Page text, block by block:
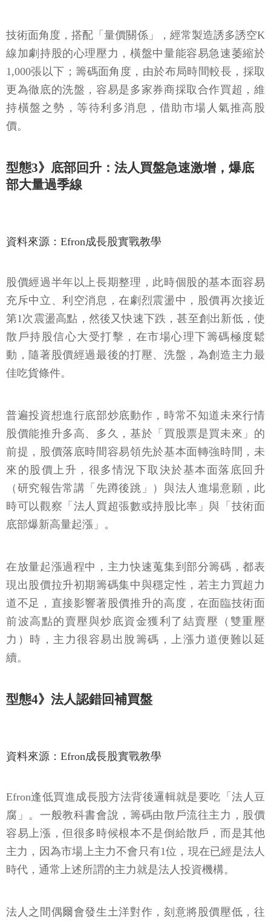
技術面角度，搭配「量價關係」，經常製造誘多誘空K
線加劇持股的心理壓力，橫盤中量能容易急速萎縮於
1,000張以下；籌碼面角度，由於布局時間較長，採取
更為徹底的洗盤，容易是多家券商採取合作買超，維
持橫盤之勢，等待利多消息，借助市場人氣推高股
價。
型態3》底部回升：法人買盤急速激增，爆底
部大量過季線
資料來源：Efron成長股實戰教學
股價經過半年以上長期整理，此時個股的基本面容易
充斥中立、利空消息，在劇烈震盪中，股價再次接近
第1次震盪高點，然後又快速下跌，甚至創出新低，使
散戶持股信心大受打擊，在市場心理下籌碼極度鬆
動，隨著股價經過最後的打壓、洗盤，為創造主力最
佳吃貨條件。
普遍投資想進行底部炒底動作，時常不知道未來行情
股價能推升多高、多久，基於「買股票是買未來」的
前提，股價落底時間容易領先於基本面轉強時間，未
來的股價上升，很多情況下取決於基本面落底回升
（研究報告常講「先蹲後跳」）與法人進場意願，此
時可以觀察「法人買超張數或持股比率」與「技術面
底部爆新高量起漲」。
在放量起漲過程中，主力快速蒐集到部分籌碼，都表
現出股價拉升初期籌碼集中與穩定性，若主力買超力
道不足，直接影響著股價推升的高度，在面臨技術面
前波高點的賣壓與炒底資金獲利了結賣壓（雙重壓
力）時，主力很容易出脫籌碼，上漲力道便難以延
續。
型態4》法人認錯回補買盤
資料來源：Efron成長股實戰教學
Efron逢低買進成長股方法背後邏輯就是要吃「法人豆
腐」。一般教科書會說，籌碼由散戶流往主力，股價
容易上漲，但很多時候根本不是倒給散戶，而是其他
主力，因為市場上主力不會只有1位，現在已經是法人
時代，通常上述所謂的主力就是法人投資機構。
法人之間偶爾會發生土洋對作，刻意將股價壓低，往